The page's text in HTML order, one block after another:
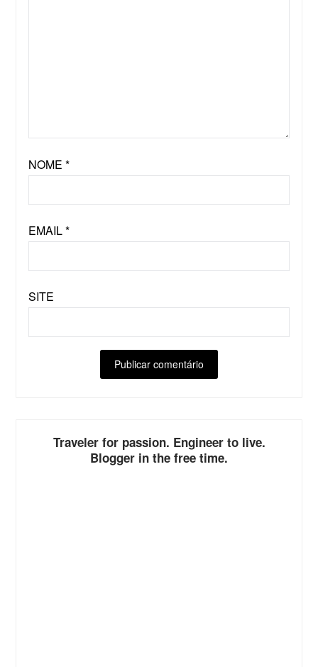
NOME *
EMAIL*
SITE
Traveler for passion. Engineer to live.
Blogger in the free time.